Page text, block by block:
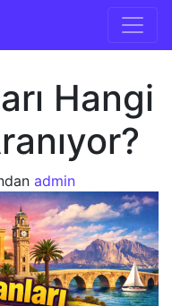
Hangi
admin